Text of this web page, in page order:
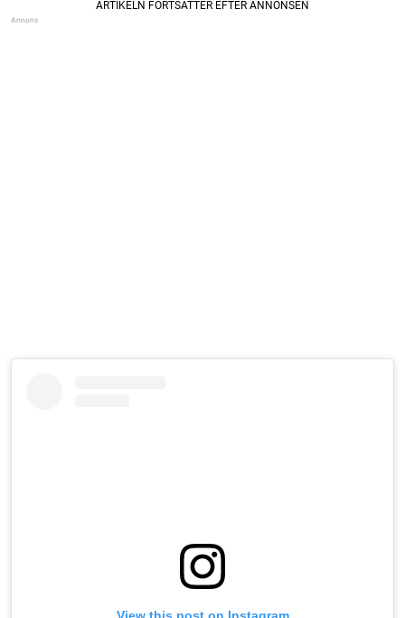
View this post on Instagram